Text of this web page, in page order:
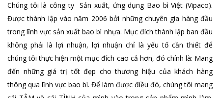
Chúng tôi là công ty Sản xuất, ứng dụng Bao bì Việt (Vipaco).
Được thành lập vào năm 2006 bởi những chuyên gia hàng đầu
trong lĩnh vực sản xuất bao bì nhựa. Mục đích thành lập ban đầu
không phải là lợi nhuận, lợi nhuận chỉ là yếu tố cần thiết để
chúng tôi thực hiện một mục đích cao cả hơn, đó chính là: Mang
đến những giá trị tốt đẹp cho thương hiệu của khách hàng
thông qua lĩnh vực bao bì. Để làm được điều đó, chúng tôi mang